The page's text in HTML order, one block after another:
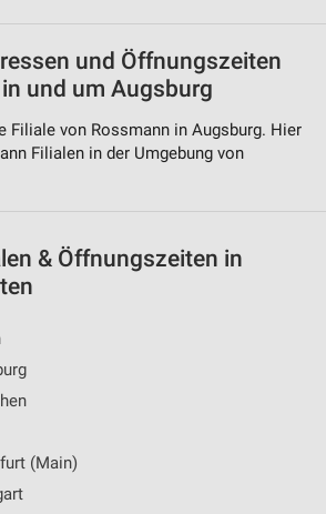
und Öffnungszeiten
und um Augsburg
Filiale von Rossmann in Augsburg. Hier
Filialen in der Umgebung von
& Öffnungszeiten in
(Main)